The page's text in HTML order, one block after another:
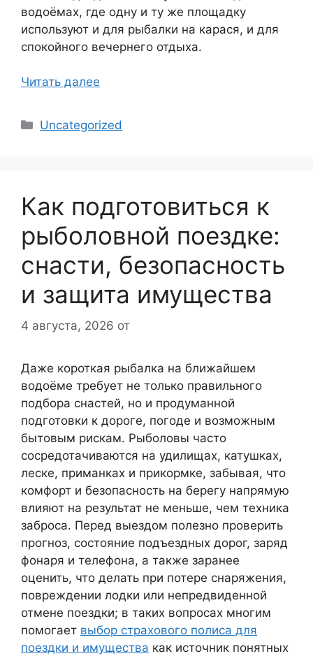
водоёмах, где одну и ту же площадку
используют и для рыбалки на карася, и для
спокойного вечернего отдыха.
Читать далее
Рубрики
Uncategorized
Как подготовиться к
рыболовной поездке:
снасти, безопасность
и защита имущества
4 августа, 2026 от
Даже короткая рыбалка на ближайшем
водоёме требует не только правильного
подбора снастей, но и продуманной
подготовки к дороге, погоде и возможным
бытовым рискам. Рыболовы часто
сосредотачиваются на удилищах, катушках,
леске, приманках и прикормке, забывая, что
комфорт и безопасность на берегу напрямую
влияют на результат не меньше, чем техника
заброса. Перед выездом полезно проверить
прогноз, состояние подъездных дорог, заряд
фонаря и телефона, а также заранее
оценить, что делать при потере снаряжения,
повреждении лодки или непредвиденной
отмене поездки; в таких вопросах многим
помогает выбор страхового полиса для
поездки и имущества как источник понятных